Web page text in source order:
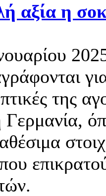
αξία η
της